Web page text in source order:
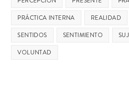
PRÁCTICA INTERNA
REALIDAD
SENTIDOS
SENTIMIENTO
VOLUNTAD